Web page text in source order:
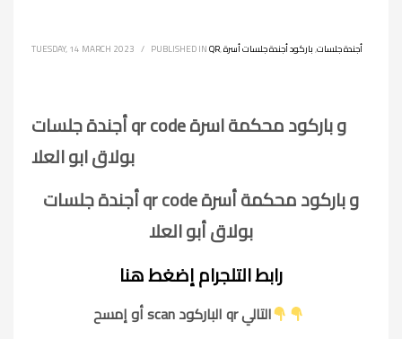
TUESDAY, 14 MARCH 2023 / PUBLISHED INQR, أجندة جلسات,باركود أجندة جلسات أسرة
أجندة جلسات qr code و باركود محكمة اسرة
بولاق ابو العلا
أجندة جلسات qr code و باركود محكمة أسرة
بولاق أبو العلا
رابط التلجرام إضغط هنا
أو إمسح scan الباركود qr التالي